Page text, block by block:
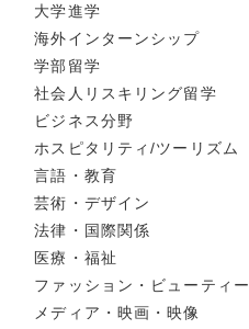
大学進学
海外インターンシップ
学部留学
社会人リスキリング留学
ビジネス分野
ホスピタリティ/ツーリズム
言語・教育
芸術・デザイン
法律・国際関係
医療・福祉
ファッション・ビューティー
メディア・映画・映像